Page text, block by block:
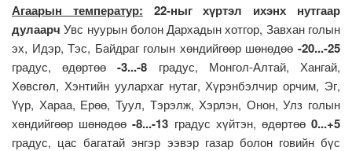
Агаарын температур: 22-ныг хүртэл ихэнх нутгаар
дулаарч Увс нуурын болон Дархадын хотгор, Завхан голын
эх, Идэр, Тэс, Байдраг голын хөндийгөөр шөнөдөө -20...-25
градус, өдөртөө-3...-8 градус, Монгол-Алтай, Хангай,
Хөвсгөл, Хэнтийн уулархаг нутаг, Хүрэнбэлчир орчим, Эг,
Үүр, Хараа, Ерөө, Туул, Тэрэлж, Хэрлэн, Онон, Улз голын
хөндийгөөр шөнөдөө-8...-13 градус хүйтэн, өдөртөө0...+5
градус, цас багатай энгэр ээвэр газар болон говийн бүс